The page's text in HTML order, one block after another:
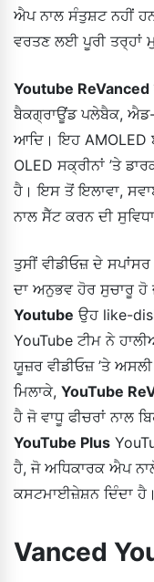
ਐਪ ਨਾਲ ਸੰਤੁਸ਼ਟ ਨਹੀਂ
ਵਰਤਣ ਲਈ ਪੂਰੀ ਤਰ੍ਹਾਂ
Youtube ReVanced
ਬੈਕਗ੍ਰਾਊਂਡ ਪਲੇਬੈਕ,
ਆਦਿ। ਇਹ AMOLED
OLED ਸਕ੍ਰੀਨਾਂ ’ਤੇ
ਹੈ। ਇਸ ਤੋਂ ਇਲਾਵਾ,
ਨਾਲ ਸੈੱਟ ਕਰਨ ਦੀ
ਤੁਸੀਂ ਵੀਡੀਓਜ਼ ਦੇ
ਦਾ ਅਨੁਭਵ ਹੋਰ ਸੁਚਾਰੂ ਹੋ
Youtube ਉਹ like-
YouTube ਟੀਮ ਨੇ
ਯੂਜ਼ਰ ਵੀਡੀਓਜ਼ ’ਤੇ
ਮਿਲਾਕੇ, YouTube
ਹੈ ਜੋ ਵਾਧੂ ਫੀਚਰਾਂ ਨਾਲ
YouTube Plus
ਹੈ, ਜੋ ਅਧਿਕਾਰਕ ਐਪ
ਕਸਟਮਾਈਜ਼ੇਸ਼ਨ ਦਿੰਦਾ ਹੈ।
Vanced